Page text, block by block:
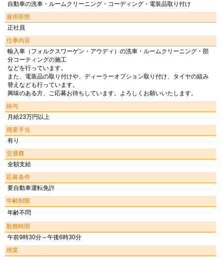
自動車の洗車・ルームクリーニング・コーディング・電装品取り付け
雇用形態
正社員
仕事内容
輸入車（フォルクスワーゲン・アウディ）の洗車・ルームクリーニング・部
分コーティングの施工
などを行っています。
また、電装品の取り付けや、ディーラーオプション取り付け、タイヤの組み
替えなども行っています。
興味のある方、ご応募お待ちしています。よろしくお願いいたします。
給与
月給23万円以上
残業手当
有り
交通費
全額支給
応募条件
要自動車運転免許
年齢制限
年齢不問
勤務時間
午前9時30分～午後6時30分
残業